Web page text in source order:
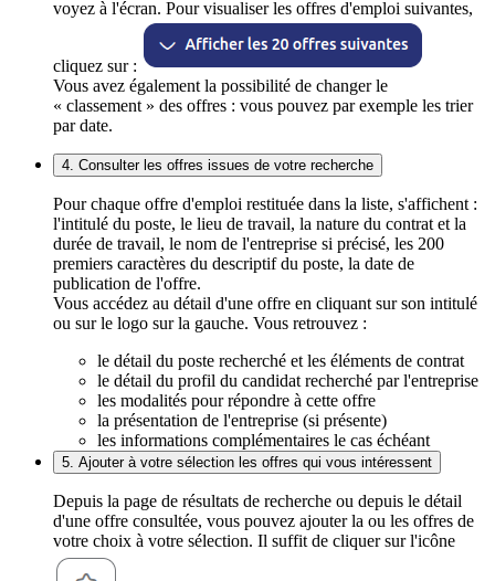
voyez à l'écran. Pour visualiser les offres d'emploi suivantes,
cliquez sur :
Vous avez également la possibilité de changer le
« classement » des offres : vous pouvez par exemple les trier
par date.
4. Consulter les offres issues de votre recherche
Pour chaque offre d'emploi restituée dans la liste, s'affichent :
l'intitulé du poste, le lieu de travail, la nature du contrat et la
durée de travail, le nom de l'entreprise si précisé, les 200
premiers caractères du descriptif du poste, la date de
publication de l'offre.
Vous accédez au détail d'une offre en cliquant sur son intitulé
ou sur le logo sur la gauche. Vous retrouvez :
le détail du poste recherché et les éléments de contrat
le détail du profil du candidat recherché par l'entreprise
les modalités pour répondre à cette offre
la présentation de l'entreprise (si présente)
les informations complémentaires le cas échéant
5. Ajouter à votre sélection les offres qui vous intéressent
Depuis la page de résultats de recherche ou depuis le détail
d'une offre consultée, vous pouvez ajouter la ou les offres de
votre choix à votre sélection. Il suffit de cliquer sur l'icône